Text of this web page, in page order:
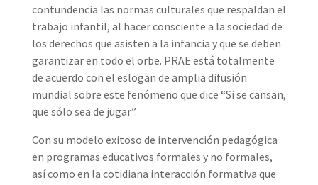
contundencia las normas culturales que respaldan el
trabajo infantil, al hacer consciente a la sociedad de
los derechos que asisten a la infancia y que se deben
garantizar en todo el orbe. PRAE está totalmente
de acuerdo con el eslogan de amplia difusión
mundial sobre este fenómeno que dice “Si se cansan,
que sólo sea de jugar”.
Con su modelo exitoso de intervención pedagógica
en programas educativos formales y no formales,
así como en la cotidiana interacción formativa que